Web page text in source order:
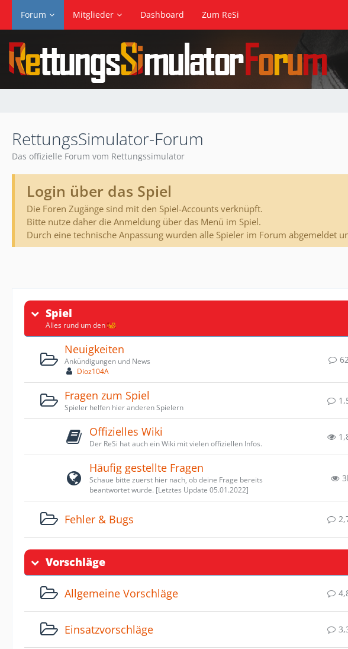
Forum Mitglieder Dashboard Zum ReSi
RettungsSimulator-Forum
Das offizielle Forum vom Rettungssimulator
Login über das Spiel
Die Foren Zugänge sind mit den Spiel-Accounts verknüpft.
Bitte nutze daher die Anmeldung über das Menü im Spiel.
Durch eine technische Anpassung wurden alle Spieler im Forum abgemeldet
Spiel
Alles rund um den
Neuigkeiten
Ankündigungen und News
Dioz104A
Fragen zum Spiel
Spieler helfen hier anderen Spielern
Offizielles Wiki
Der ReSi hat auch ein Wiki mit vielen offiziellen Infos.
Häufig gestellte Fragen
Schaue bitte zuerst hier nach, ob deine Frage bereits
beantwortet wurde. [Letztes Update 05.01.2022]
Fehler & Bugs
Vorschläge
Allgemeine Vorschläge
Einsatzvorschläge